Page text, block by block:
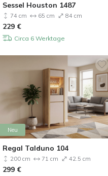
Sessel Houston 1487
74 cm 65 cm 84 cm
229 €
Circa 6 Werktage
Neu
Regal Talduno 104
200 cm 71 cm 42.5 cm
299 €